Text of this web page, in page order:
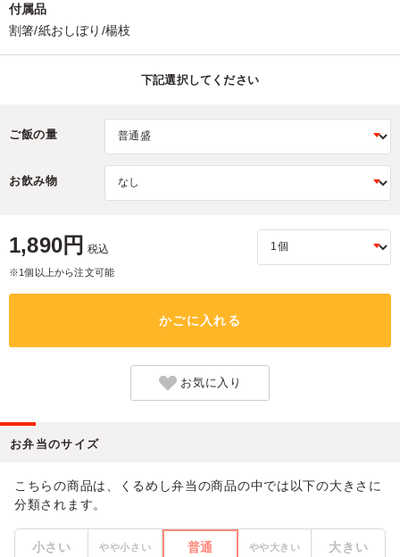
付属品
割箸/紙おしぼり/楊枝
下記選択してください
ご飯の量
お飲み物
1,890円 税込
※1個以上から注文可能
かごに入れる
お気に入り
お弁当のサイズ
こちらの商品は、くるめし弁当の商品の中では以下の大きさに
分類されます。
小さい やや小さい 普通 やや大きい 大きい